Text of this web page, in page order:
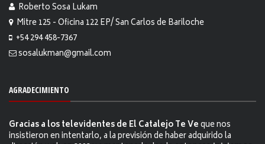
Roberto Sosa Lukam
Mitre 125 - Oficina 122 EP/ San Carlos de Bariloche
+54 294 458-7367
sosalukman@gmail.com
AGRADECIMIENTO
Gracias a los televidentes de El Catalejo Te Veque nos
insistieron en intentarlo, a la previsión de haber adquirido la